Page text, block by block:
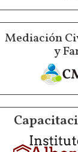
Mediación
y